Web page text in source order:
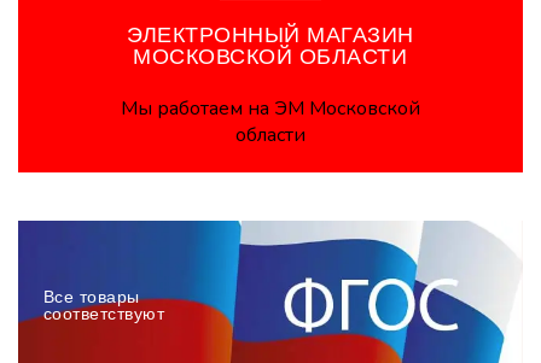
ЭЛЕКТРОННЫЙ МАГАЗИН
МОСКОВСКОЙ ОБЛАСТИ
Мы работаем на ЭМ Московской
области
Все товары
соответствуют